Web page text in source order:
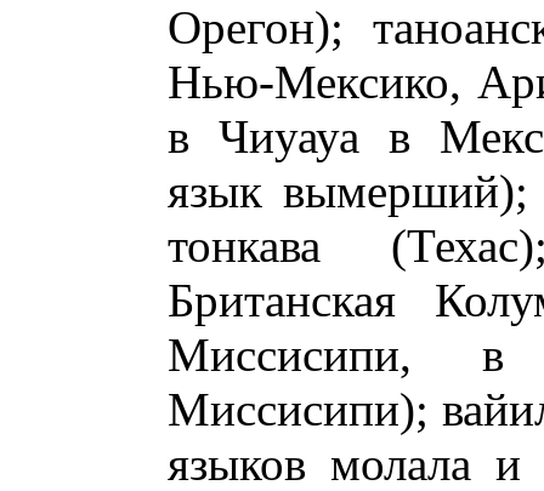
Орегон);
Нью-Мексико,
в Чиуауа в
язык вымерший);
тонкава
Британская
Миссисипи,
Миссисипи);
языков молала и